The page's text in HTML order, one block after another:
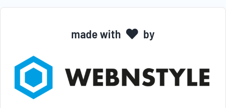
made with by